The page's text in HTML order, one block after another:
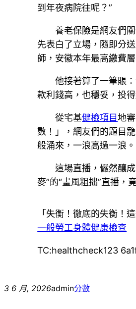
到年夜病院往呢？”
養老保險是網友們
先表白了立場，隨即分
師，安徽本年最高繳費
他接著算了一筆賬
款利錢高，也穩妥，投
從宅基健檢項目地
數！」，網友們的題目
般涌來，一浪高過一浪。
這場直播，儼然釀
麥”的“畫風粗拙”直播，
「失衡！徹底的失衡！
一般勞工身體健康檢查
TC:healthcheck123
3 6 月, 2026admin分數